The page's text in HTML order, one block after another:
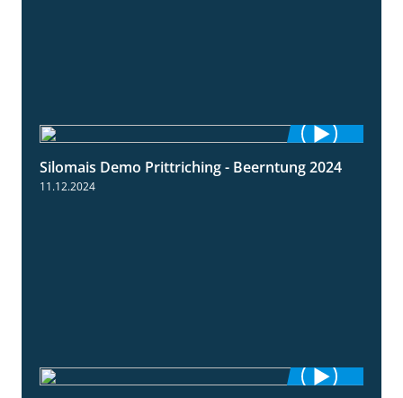
12:28
Silomais Demo Prittriching - Beerntung 2024
11.12.2024